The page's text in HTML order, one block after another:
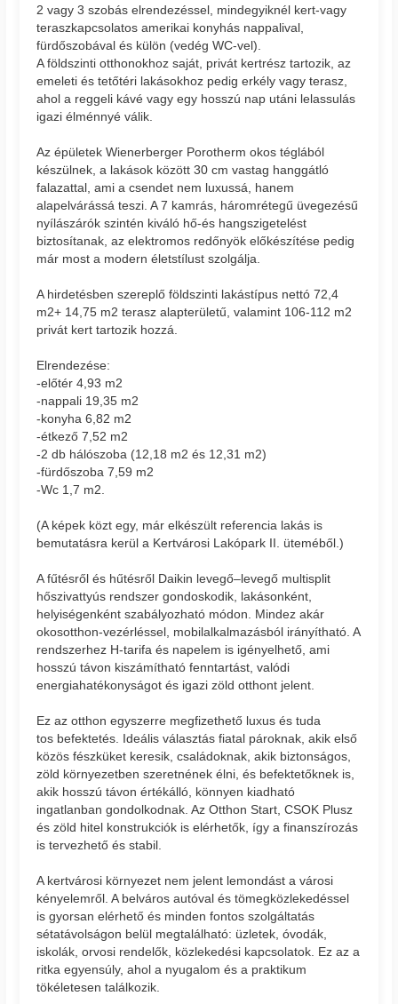
2 vagy 3 szobás elrendezéssel, mindegyiknél kert-vagy
teraszkapcsolatos amerikai konyhás nappalival,
fürdőszobával és külön (vedég WC-vel).
A földszinti otthonokhoz saját, privát kertrész tartozik, az
emeleti és tetőtéri lakásokhoz pedig erkély vagy terasz,
ahol a reggeli kávé vagy egy hosszú nap utáni lelassulás
igazi élménnyé válik.
Az épületek Wienerberger Porotherm okos téglából
készülnek, a lakások között 30 cm vastag hanggátló
falazattal, ami a csendet nem luxussá, hanem
alapelvárássá teszi. A 7 kamrás, háromrétegű üvegezésű
nyílászárók szintén kiváló hő-és hangszigetelést
biztosítanak, az elektromos redőnyök előkészítése pedig
már most a modern életstílust szolgálja.
A hirdetésben szereplő földszinti lakástípus nettó 72,4
m2+ 14,75 m2 terasz alapterületű, valamint 106-112 m2
privát kert tartozik hozzá.
Elrendezése:
-előtér 4,93 m2
-nappali 19,35 m2
-konyha 6,82 m2
-étkező 7,52 m2
-2 db hálószoba (12,18 m2 és 12,31 m2)
-fürdőszoba 7,59 m2
-Wc 1,7 m2.
(A képek közt egy, már elkészült referencia lakás is
bemutatásra kerül a Kertvárosi Lakópark II. üteméből.)
A fűtésről és hűtésről Daikin levegő–levegő multisplit
hőszivattyús rendszer gondoskodik, lakásonként,
helyiségenként szabályozható módon. Mindez akár
okosotthon-vezérléssel, mobilalkalmazásból irányítható. A
rendszerhez H-tarifa és napelem is igényelhető, ami
hosszú távon kiszámítható fenntartást, valódi
energiahatékonyságot és igazi zöld otthont jelent.
Ez az otthon egyszerre megfizethető luxus és tuda
tos befektetés. Ideális választás fiatal pároknak, akik első
közös fészküket keresik, családoknak, akik biztonságos,
zöld környezetben szeretnének élni, és befektetőknek is,
akik hosszú távon értékálló, könnyen kiadható
ingatlanban gondolkodnak. Az Otthon Start, CSOK Plusz
és zöld hitel konstrukciók is elérhetők, így a finanszírozás
is tervezhető és stabil.
A kertvárosi környezet nem jelent lemondást a városi
kényelemről. A belváros autóval és tömegközlekedéssel
is gyorsan elérhető és minden fontos szolgáltatás
sétatávolságon belül megtalálható: üzletek, óvodák,
iskolák, orvosi rendelők, közlekedési kapcsolatok. Ez az a
ritka egyensúly, ahol a nyugalom és a praktikum
tökéletesen találkozik.